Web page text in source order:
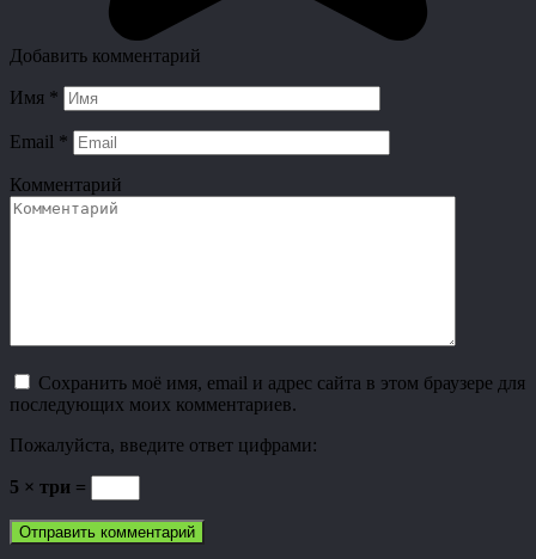
Добавить комментарий
Имя *
Email *
Комментарий
Сохранить моё имя, email и адрес сайта в этом браузере для
последующих моих комментариев.
Пожалуйста, введите ответ цифрами:
5 × три =